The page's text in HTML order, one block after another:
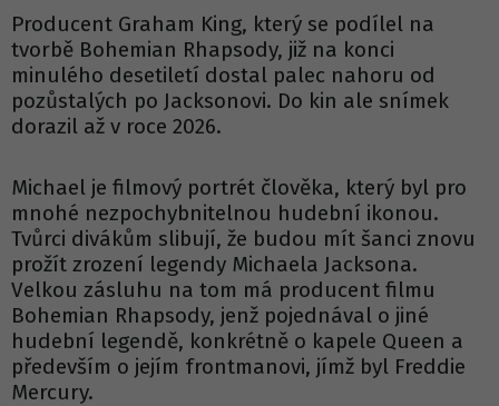
Producent Graham King, který se podílel na
tvorbě Bohemian Rhapsody, již na konci
minulého desetiletí dostal palec nahoru od
pozůstalých po Jacksonovi. Do kin ale snímek
dorazil až v roce 2026.
Michael je filmový portrét člověka, který byl pro
mnohé nezpochybnitelnou hudební ikonou.
Tvůrci divákům slibují, že budou mít šanci znovu
prožít zrození legendy Michaela Jacksona.
Velkou zásluhu na tom má producent filmu
Bohemian Rhapsody, jenž pojednával o jiné
hudební legendě, konkrétně o kapele Queen a
především o jejím frontmanovi, jímž byl Freddie
Mercury.